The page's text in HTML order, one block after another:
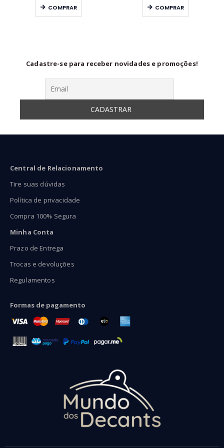
COMPRAR COMPRAR
Cadastre-se para receber novidades e promoções!
Central de Relacionamento
Tire suas dúvidas
Política de privacidade
Compra 100% Segura
Minha Conta
Prazo de Entrega
Trocas e devoluções
Regulamentos
Formas de pagamento